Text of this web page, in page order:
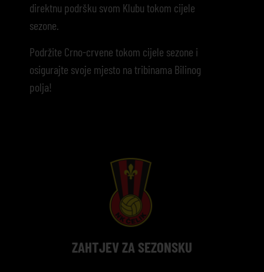
direktnu podršku svom Klubu tokom cijele
sezone.
Podržite Crno-crvene tokom cijele sezone i
osigurajte svoje mjesto na tribinama Bilinog
polja!
ZAHTJEV ZA SEZONSKU